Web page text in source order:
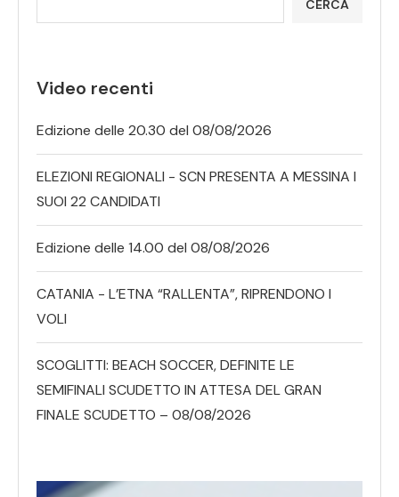
CERCA
Video recenti
Edizione delle 20.30 del 08/08/2026
ELEZIONI REGIONALI - SCN PRESENTA A MESSINA I
SUOI 22 CANDIDATI
Edizione delle 14.00 del 08/08/2026
CATANIA - L’ETNA “RALLENTA”, RIPRENDONO I
VOLI
SCOGLITTI: BEACH SOCCER, DEFINITE LE
SEMIFINALI SCUDETTO IN ATTESA DEL GRAN
FINALE SCUDETTO – 08/08/2026